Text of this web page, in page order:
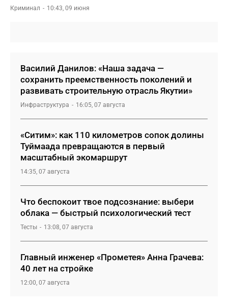
Криминал 10:43, 09 июня
Василий Данилов: «Наша задача —
сохранить преемственность поколений и
развивать строительную отрасль Якутии»
Инфраструктура 16:05, 07 августа
«Ситим»: как 110 километров сопок долины
Туймаада превращаются в первый
масштабный экомаршрут
14:35, 07 августа
Что беспокоит твое подсознание: выбери
облака — быстрый психологический тест
Тесты 13:08, 07 августа
Главный инженер «Прометея» Анна Грачева:
40 лет на стройке
12:00, 07 августа